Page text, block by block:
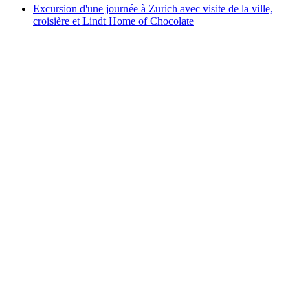
Excursion d'une journée à Zurich avec visite de la ville,
croisière et Lindt Home of Chocolate